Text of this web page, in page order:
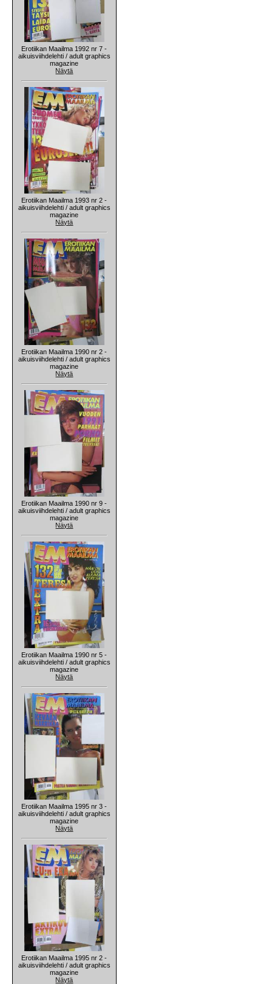
Erotiikan Maailma 1992 nr 7 -
aikuisviihdelehti / adult graphics
magazine
Näytä
Erotiikan Maailma 1993 nr 2 -
aikuisviihdelehti / adult graphics
magazine
Näytä
Erotiikan Maailma 1990 nr 2 -
aikuisviihdelehti / adult graphics
magazine
Näytä
Erotiikan Maailma 1990 nr 9 -
aikuisviihdelehti / adult graphics
magazine
Näytä
Erotiikan Maailma 1990 nr 5 -
aikuisviihdelehti / adult graphics
magazine
Näytä
Erotiikan Maailma 1995 nr 3 -
aikuisviihdelehti / adult graphics
magazine
Näytä
Erotiikan Maailma 1995 nr 2 -
aikuisviihdelehti / adult graphics
magazine
Näytä